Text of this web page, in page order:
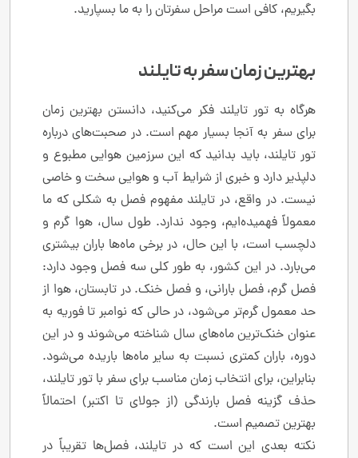
بگیریم، کافی است مراحل سفرتان را به ما بسپارید.
بهترین زمان سفر به تایلند
هرگاه به تور تایلند فکر می‌کنید، دانستن بهترین زمان
برای سفر به آنجا بسیار مهم است. در صحبت‌های درباره
تور تایلند، باید بدانید که این سرزمین هوایی مطبوع و
دلپذیر دارد و خبری از شرایط آب و هوایی سخت و خاصی
نیست. در واقع، در تایلند مفهوم فصل به شکلی که ما
معمولاً فهمیده‌ایم، وجود ندارد. طول سال، هوا گرم و
دلچسب است، با این حال، در برخی ماه‌ها باران بیشتری
می‌بارد. در این کشور، به طور کلی سه فصل وجود دارد:
فصل گرم، فصل بارانی، و فصل خنک. در تابستان، هوا از
حد معمول گرم‌تر می‌شود، در حالی که نوامبر تا فوریه به
عنوان خنک‌ترین ماه‌های سال شناخته می‌شوند و در این
دوره، باران کمتری نسبت به سایر ماه‌ها باریده می‌شود.
بنابراین، برای انتخاب زمان مناسب برای سفر با تور تایلند،
حذف گزینه فصل بارندگی (از جولای تا اکتبر) احتمالاً
بهترین تصمیم است.
نکته بعدی این است که در تایلند، فصل‌ها تقریباً در